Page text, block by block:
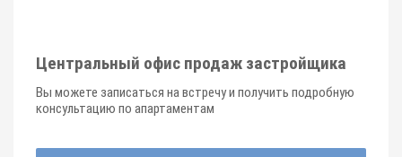
Центральный офис продаж застройщика
Вы можете записаться на встречу и получить подробную
консультацию по апартаментам